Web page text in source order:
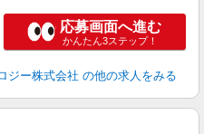
応募画面へ進む
かんたん3ステップ！
ジー株式会社 の他の求人をみる